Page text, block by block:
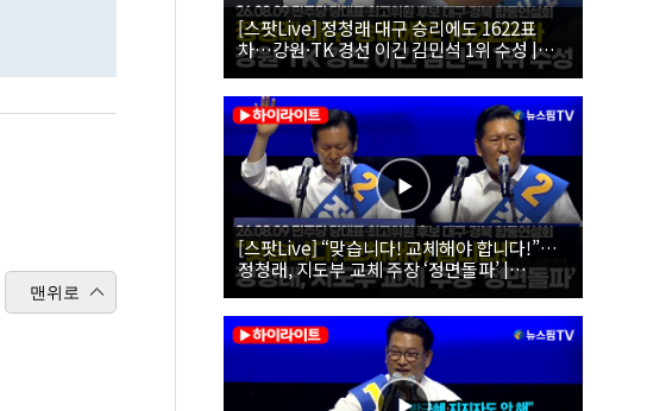
맨위로
[스팟Live] 정청래 대구 승리에도 1622표
차…강원·TK 경선 이긴 김민석 1위 수성 |
26.08.09 더불어민주당 당대표·최고위원 후
보 대구·경북 합동연설회
[스팟Live] “맞습니다! 교체해야 합니다!”…
정청래, 지도부 교체 주장 ‘정면돌파’ |
26.08.09 더불어민주당 당대표·최고위원 후
보 대구·경북 합동연설회